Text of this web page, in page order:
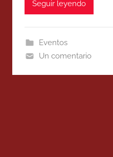
Seguir leyendo
Eventos
Un comentario